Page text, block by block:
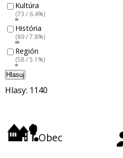
Kultúra
(73 / 6.4%)
História
(89 / 7.8%)
Región
(58 / 5.1%)
Hlasuj
Hlasy: 1140
Obec